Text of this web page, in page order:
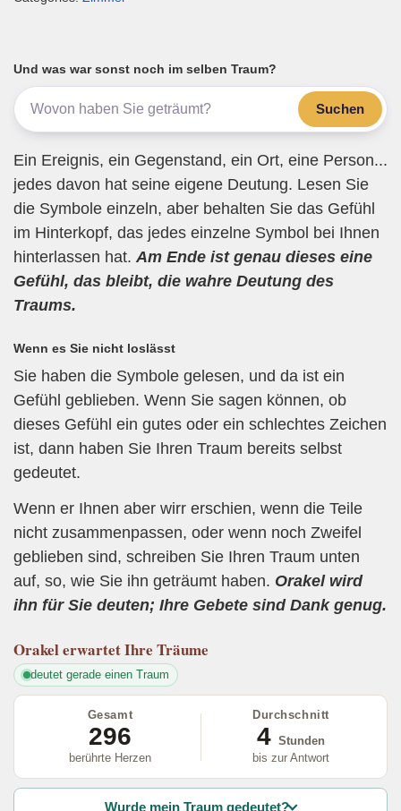
ail c
b
o
o
k
tt
a
m
A
p
p
Und was war sonst noch im selben Traum?
Suchen
Ein Ereignis, ein Gegenstand, ein Ort, eine Person...
jedes davon hat seine eigene Deutung. Lesen Sie
die Symbole einzeln, aber behalten Sie das Gefühl
im Hinterkopf, das jedes einzelne Symbol bei Ihnen
hinterlassen hat. Am Ende ist genau dieses eine
Gefühl, das bleibt, die wahre Deutung des
Traums.
Wenn es Sie nicht loslässt
Sie haben die Symbole gelesen, und da ist ein
Gefühl geblieben. Wenn Sie sagen können, ob
dieses Gefühl ein gutes oder ein schlechtes Zeichen
ist, dann haben Sie Ihren Traum bereits selbst
gedeutet.
Wenn er Ihnen aber wirr erschien, wenn die Teile
nicht zusammenpassen, oder wenn noch Zweifel
geblieben sind, schreiben Sie Ihren Traum unten
auf, so, wie Sie ihn geträumt haben. Orakel wird
ihn für Sie deuten; Ihre Gebete sind Dank genug.
Orakelerwartet Ihre Träume
deutet gerade einen Traum
Gesamt
296
berührte Herzen
Durchschnitt
4 Stunden
bis zur Antwort
Wurde mein Traum gedeutet?